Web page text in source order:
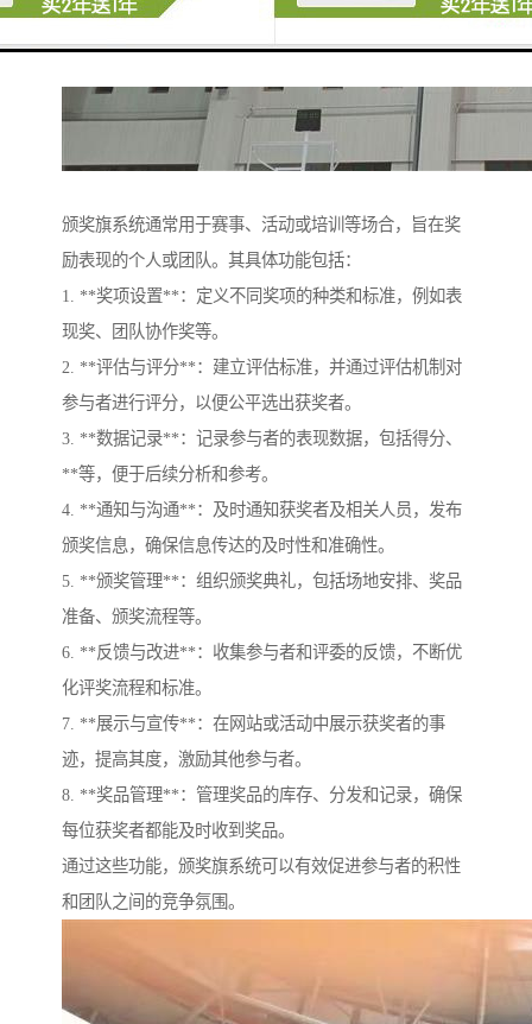
颁奖旗系统通常用于赛事、活动或培训等场合，旨在奖
励表现的个人或团队。其具体功能包括：
1. **奖项设置**：定义不同奖项的种类和标准，例如表
现奖、团队协作奖等。
2. **评估与评分**：建立评估标准，并通过评估机制对
参与者进行评分，以便公平选出获奖者。
3. **数据记录**：记录参与者的表现数据，包括得分、
**等，便于后续分析和参考。
4. **通知与沟通**：及时通知获奖者及相关人员，发布
颁奖信息，确保信息传达的及时性和准确性。
5. **颁奖管理**：组织颁奖典礼，包括场地安排、奖品
准备、颁奖流程等。
6. **反馈与改进**：收集参与者和评委的反馈，不断优
化评奖流程和标准。
7. **展示与宣传**：在网站或活动中展示获奖者的事
迹，提高其度，激励其他参与者。
8. **奖品管理**：管理奖品的库存、分发和记录，确保
每位获奖者都能及时收到奖品。
通过这些功能，颁奖旗系统可以有效促进参与者的积性
和团队之间的竞争氛围。